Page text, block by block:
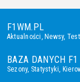
F1WM.PL
Aktualności, Newsy,
BAZA DANYCH F1
Sezony, Statystyki,